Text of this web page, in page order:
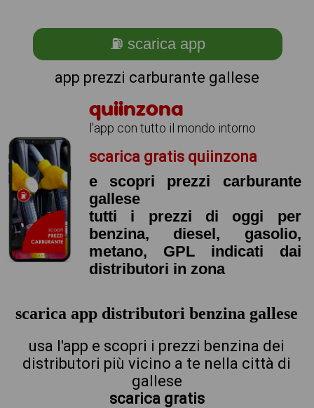
⛽ scarica app
app prezzi carburante gallese
quiinzona
l'app con tutto il mondo intorno
scarica gratis quiinzona
e scopri prezzi carburante
gallese
tutti i prezzi di oggi per
benzina, diesel, gasolio,
metano, GPL indicati dai
distributori in zona
scarica app distributori benzina gallese
usa l'app e scopri i prezzi benzina dei
distributori più vicino a te nella città di
gallese
scarica gratis